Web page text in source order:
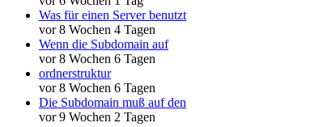
Was für einen Server benutzt
vor 8 Wochen 4 Tagen
Wenn die Subdomain auf
vor 8 Wochen 6 Tagen
ordnerstruktur
vor 8 Wochen 6 Tagen
Die Subdomain muß auf den
vor 9 Wochen 2 Tagen